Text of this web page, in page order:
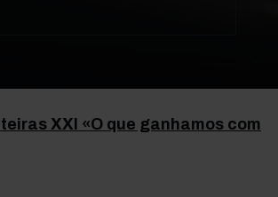
XXI «O que ganhamos com